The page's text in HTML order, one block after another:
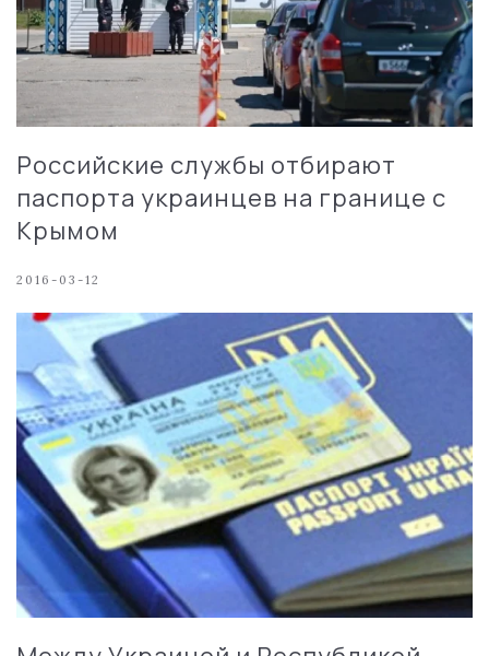
Российские службы отбирают
паспорта украинцев на границе с
Крымом
2016-03-12